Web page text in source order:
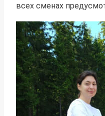
всех сменах